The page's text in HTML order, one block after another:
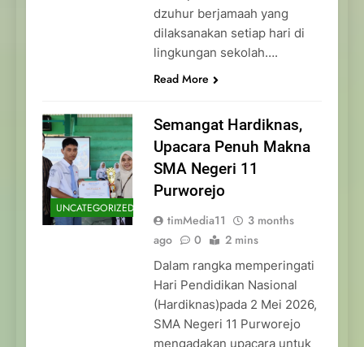
dzuhur berjamaah yang
dilaksanakan setiap hari di
lingkungan sekolah….
Read More
UNCATEGORIZED
Semangat Hardiknas,
Upacara Penuh Makna
SMA Negeri 11
Purworejo
timMedia11
3 months
ago
0 2 mins
Dalam rangka memperingati
Hari Pendidikan Nasional
(Hardiknas)pada 2 Mei 2026,
SMA Negeri 11 Purworejo
mengadakan upacara untuk